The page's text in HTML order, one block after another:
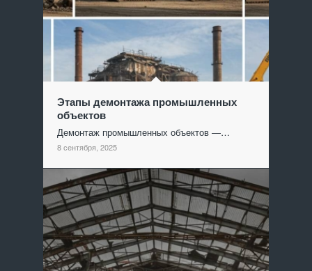
Этапы демонтажа промышленных
объектов
Демонтаж промышленных объектов —…
8 сентября, 2025